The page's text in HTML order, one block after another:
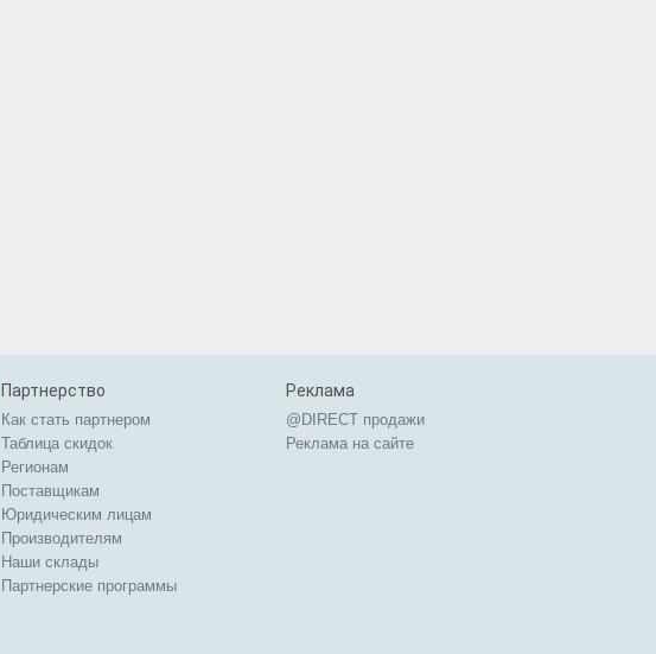
Партнерство
Как стать партнером
Таблица скидок
Регионам
Поставщикам
Юридическим лицам
Производителям
Наши склады
Партнерские программы
Реклама
@DIRECT продажи
Реклама на сайте